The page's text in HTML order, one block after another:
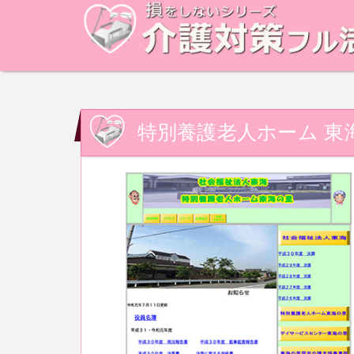
特別養護老人ホーム 東